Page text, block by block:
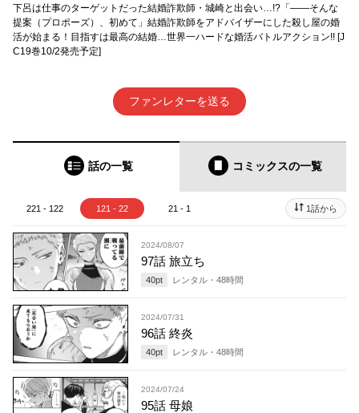
下呂は仕事のターゲットだった結婚詐欺師・城崎と出会い…!?「――そんな
提案（プロポーズ）、初めて」結婚詐欺師をアドバイザーにした殺し屋の婚
活が始まる！目指すは最高の結婚…世界一ハードな婚活バトルアクション!! [J
C19巻10/2発売予定]
ファンレターを送る
話の一覧 コミックスの一覧
221 - 122 121 - 22 21 - 1 1話から
2024/08/07
97話 旅立ち
40pt レンタル・ 48時間
2024/07/31
96話 終炎
40pt レンタル・ 48時間
2024/07/24
95話 母娘